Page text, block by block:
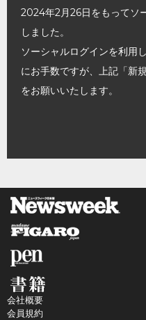
2024年2月26日をもってソ
しました。
ソーシャルログインを利用
にお手数ですが、上記「新
をお願いいたします。
会社概要
会員規約